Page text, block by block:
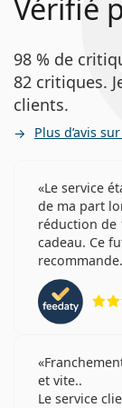
Vérifié
98 % de
82 critiques.
clients.
Plus d’avis
Le service
de ma part
réduction de
cadeau. Ce
recommande.
et vite..
Le service